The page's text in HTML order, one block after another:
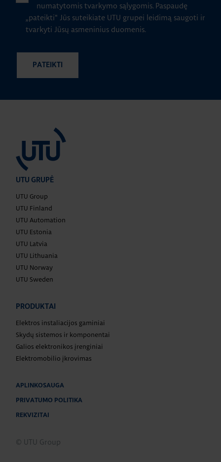
numatytomis tvarkymo sąlygomis. Paspaudę
„pateikti" Jūs suteikiate UTU grupei leidimą saugoti ir
tvarkyti Jūsų asmeninius duomenis.
UTU GRUPĖ
UTU Group
UTU Finland
UTU Automation
UTU Estonia
UTU Latvia
UTU Lithuania
UTU Norway
UTU Sweden
PRODUKTAI
Elektros instaliacijos gaminiai
Skydų sistemos ir komponentai
Galios elektronikos įrenginiai
Elektromobilio įkrovimas
APLINKOSAUGA
PRIVATUMO POLITIKA
REKVIZITAI
© UTU Group